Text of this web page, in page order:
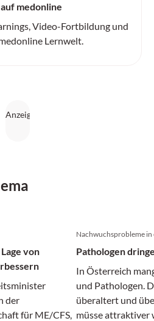
medonline
Video-Fortbildung und
Lernwelt.
von
der
für ME/CFS,
Nachwuchsprobleme
Pathologen
In Österreich
und Pathologen.
überaltert und
müsse attraktiver